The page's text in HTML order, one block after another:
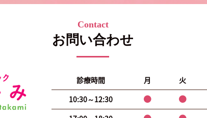
Contact
お問い合わせ
診療時間 月
火
10:30～12:30